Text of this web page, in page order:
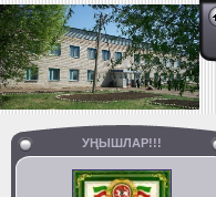
УҢЫШЛАР!!!